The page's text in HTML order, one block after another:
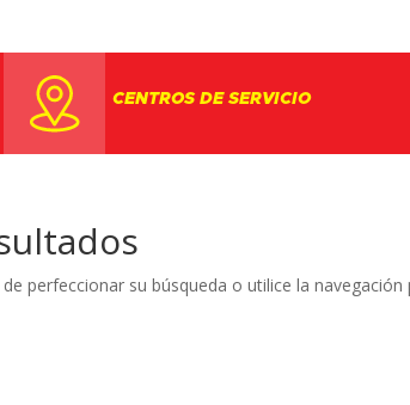
CENTROS DE SERVICIO
perfeccionar su búsqueda o utilice la navegación